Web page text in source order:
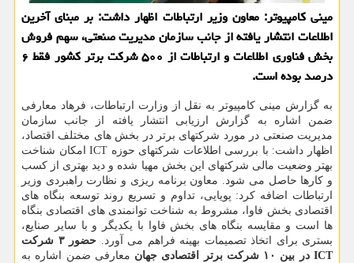
مینی کامپیوتر: معاون وزیر ارتباطات اظهار داشت: بر مبنای آخرین
اطلاعات انتشار یافته از جانب سازمان مدیریت صنعتی، سهم فروش
بخش فناوری اطلاعات و ارتباطات از ۵۰۰ شرکت برتر کشور فقط ۶
درصد بوده است.
به گزارش مینی کامپیوتر به نقل از وزارت ارتباطات، فرهاد معارفی
ضمن اشاره به گزارش ارزیابی انتشار یافته از جانب سازمان
مدیریت صنعتی در مورد شرکتهای برتر در بخش های مختلف اقتصاد،
اظهار داشت: با بررسی اطلاعات شرکتهای حوزه ICT امکان شناخت
بهتر وضعیت مالی شرکتهای این بخش مهیا شده و دید بهتری از کسب
و کارها حاصل می شود. معاون برنامه ریزی و نظارت راهبردی وزیر
ارتباطات اضافه کرد: پویایی، تداوم و تسریع روند توسعه بنگاه های
اقتصادی بخش فاوا، مشروط به شناخت توانمندی های اقتصادی بنگاه
ها است و مقایسه بنگاه های بخش فاوا با یکدیگر و با سایر صنایع،
بستری برای اتخاذ تصمیمات بهینه فراهم می آورد.
حضور ۳ شرکت
ICT در بین ۱۰ شرکت برتر اقتصادی جهان
معارفی ضمن اشاره به